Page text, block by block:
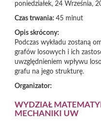
poniedziałek, 24 Września,
Czas trwania: 45 minut
Opis skrócony:
Podczas wykładu zostaną
grafów losowych i ich
uwzględnieniem wpływu
grafu na jego strukturę.
Organizator:
WYDZIAŁ
MECHANIKI UW